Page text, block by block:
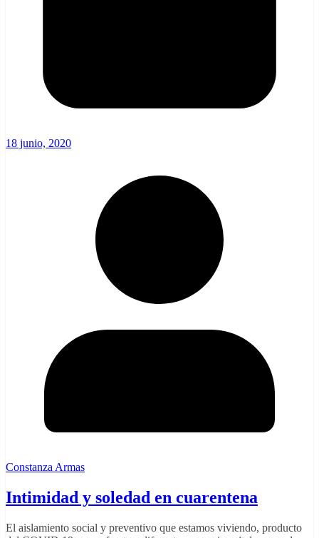
18 junio, 2020
Constanza Armas
Intimidad y soledad en cuarentena
El aislamiento social y preventivo que estamos viviendo, producto